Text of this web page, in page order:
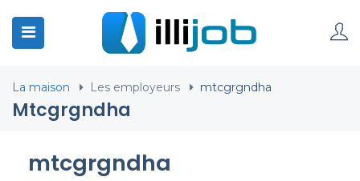
La maison Les employeurs mtcgrgndha
Mtcgrgndha
mtcgrgndha